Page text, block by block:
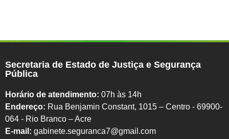
Secretaria de Estado de Justiça e Segurança
Pública
Horário de atendimento: 07h às 14h
Endereço: Rua Benjamin Constant, 1015 – Centro - 69900-
064 - Rio Branco – Acre
E-mail: gabinete.seguranca7@gmail.com